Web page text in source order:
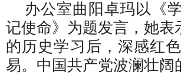
办公室曲阳卓玛以《
记使命》为题发言，她
的历史学习后，深感红
易。中国共产党波澜壮